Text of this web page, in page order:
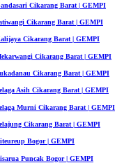
Cikarang Barat | GEMPI
Cikarang Barat | GEMPI
Cikarang Barat | GEMPI
Cikarang Barat | GEMPI
Cikarang Barat | GEMPI
Asih Cikarang Barat | GEMPI
Murni Cikarang Barat | GEMPI
Cikarang Barat | GEMPI
Bogor | GEMPI
Puncak Bogor | GEMPI